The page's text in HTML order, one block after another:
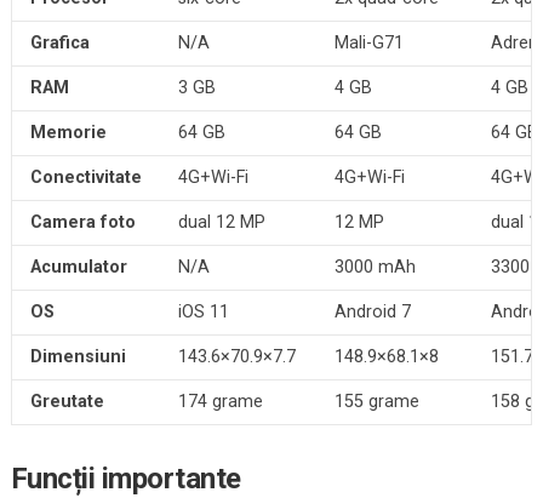
Grafica N/A Mali-G71
RAM 3 GB 4 GB 4 GB
Memorie 64 GB 64 GB 64 GB
Conectivitate 4G+Wi-Fi 4G+Wi-Fi
Camera foto dual 12 MP 12 MP dual
Acumulator N/A 3000 mAh 3300
OS iOS 11 Android 7
Dimensiuni 143.6×70.9×7.7 148.9×68.1×8
Greutate 174 grame 155 grame 158
Funcții importante